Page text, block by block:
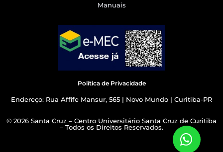
Manuais
Política de Privacidade
Endereço: Rua Affife Mansur, 565 | Novo Mundo | Curitiba-PR
© 2026 Santa Cruz – Centro Universitário Santa Cruz de Curitiba
– Todos os Direitos Reservados.